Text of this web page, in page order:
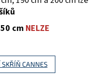
cm NELZE
SKŘÍŇ CANNES